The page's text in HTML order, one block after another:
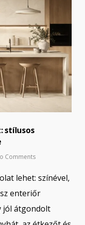
stílusos
Comments
lehet: színével,
enteriőr
jól átgondolt